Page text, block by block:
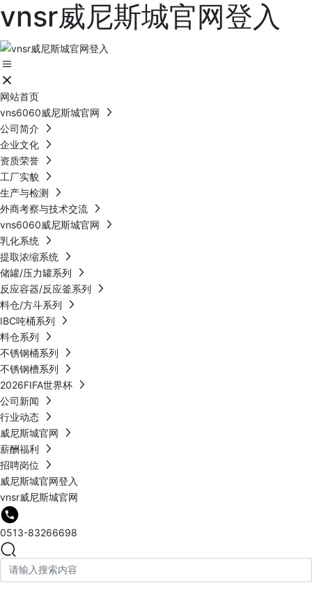
vnsr威尼斯城官网登入
网站首页
vns6060威尼斯城官网
公司简介
企业文化
资质荣誉
工厂实貌
生产与检测
外商考察与技术交流
vns6060威尼斯城官网
乳化系统
提取浓缩系统
储罐/压力罐系列
反应容器/反应釜系列
料仓/方斗系列
IBC吨桶系列
料仓系列
不锈钢桶系列
不锈钢槽系列
2026FIFA世界杯
公司新闻
行业动态
威尼斯城官网
薪酬福利
招聘岗位
威尼斯城官网登入
vnsr威尼斯城官网
0513-83266698